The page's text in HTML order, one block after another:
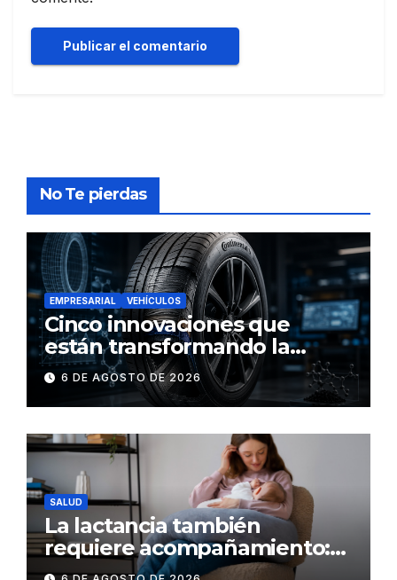
No Te pierdas
EMPRESARIAL VEHÍCULOS
Cinco innovaciones que
están transformando la
industria de los neumáticos y
redefinen el futuro de la
movilidad
6 DE AGOSTO DE 2026
SALUD
La lactancia también
requiere acompañamiento:
el respaldo que necesitan la